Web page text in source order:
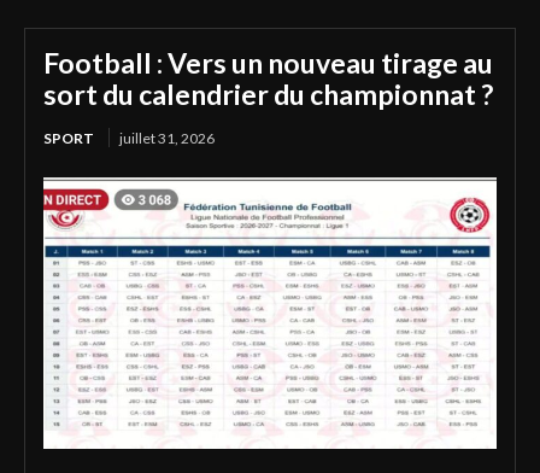
Football : Vers un nouveau tirage au
sort du calendrier du championnat ?
SPORT juillet 31, 2026